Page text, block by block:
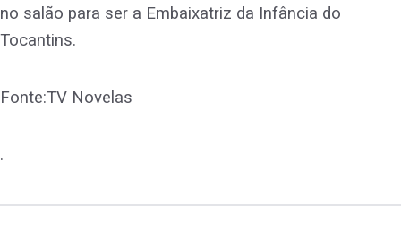
no salão para ser a Embaixatriz da Infância do
Tocantins.
Fonte:TV Novelas
.